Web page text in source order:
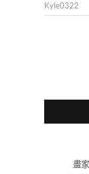
Kyle0322
畫